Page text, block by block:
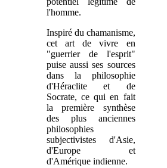
l'homme.
Inspiré du chamanisme,
cet art de vivre en
"guerrier de l'esprit"
puise aussi ses sources
dans la philosophie
d'Héraclite et de
Socrate, ce qui en fait
la première synthèse
des plus anciennes
philosophies
subjectivistes d'Asie,
d'Europe et
d'Amérique indienne.